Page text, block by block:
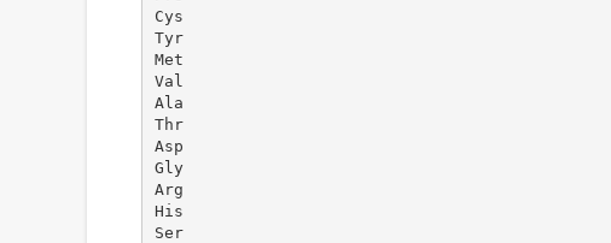
Cys
Tyr
Met
Val
Ala
Thr
Asp
Gly
Arg
His
Ser